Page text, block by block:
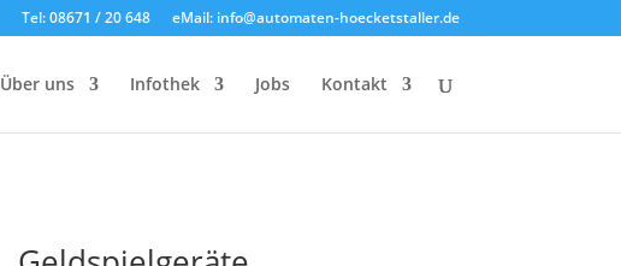
Tel: 08671 / 20 648 eMail: info@automaten-hoecketstaller.de
Über uns Infothek Jobs Kontakt